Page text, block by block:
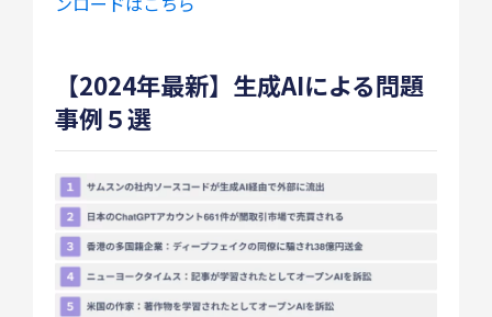
【2024年最新】生成AIによる問題
事例５選